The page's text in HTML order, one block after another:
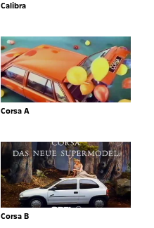
Calibra
Corsa A
Corsa B